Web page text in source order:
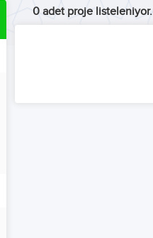
0 adet proje listeleniyor.